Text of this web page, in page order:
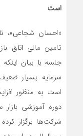
است
«احسان شجاعی»،
تامین مالی اتاق
جلسه با بیان اینکه
سرمایه بسیار
است به منظور
دوره آموزشی
شرکت‌ها برگزار